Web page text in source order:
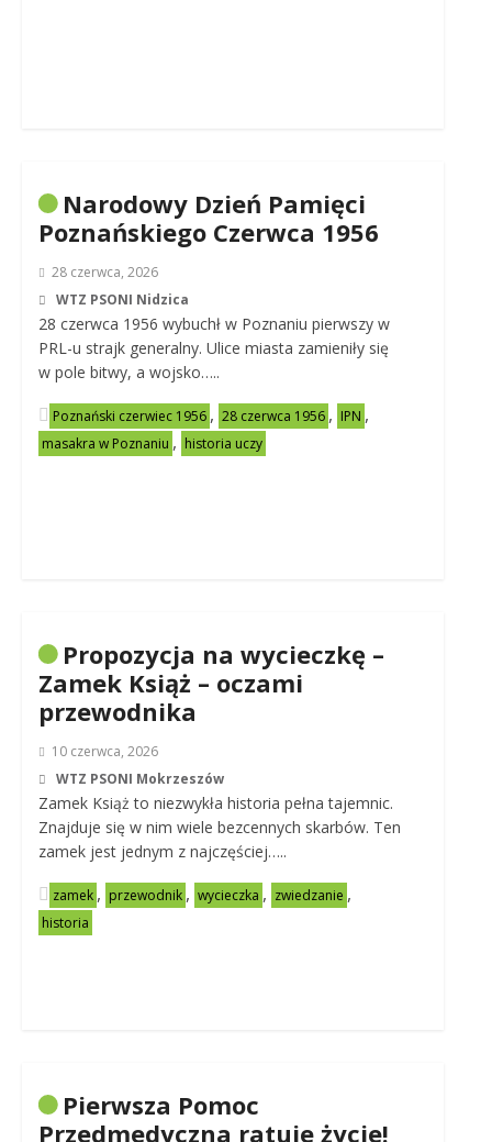
Narodowy Dzień Pamięci
Poznańskiego Czerwca 1956
28 czerwca, 2026
WTZ PSONI Nidzica
28 czerwca 1956 wybuchł w Poznaniu pierwszy w
PRL-u strajk generalny. Ulice miasta zamieniły się
w pole bitwy, a wojsko…..
Poznański czerwiec 1956 , 28 czerwca 1956 , IPN ,
masakra w Poznaniu , historia uczy
Propozycja na wycieczkę –
Zamek Książ – oczami
przewodnika
10 czerwca, 2026
WTZ PSONI Mokrzeszów
Zamek Książ to niezwykła historia pełna tajemnic.
Znajduje się w nim wiele bezcennych skarbów. Ten
zamek jest jednym z najczęściej…..
zamek , przewodnik , wycieczka , zwiedzanie ,
historia
Pierwsza Pomoc
Przedmedyczna ratuje życie!